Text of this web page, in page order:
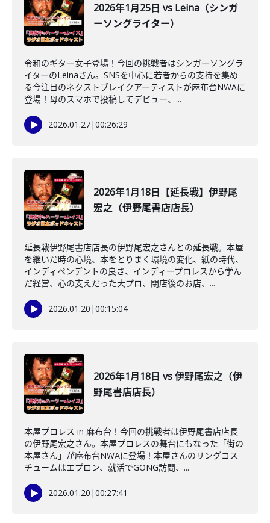
2026年1月25日 vs Leina（シンガ
ーソングライター）
令和のギター女子登場！今回の挑戦者はシンガーソングラ
イターのLeinaさん。SNSを中心に若者からの支持を集め
る今注目のネクストブレイクアーティストが麻布台NWAに
登場！母のスマホで投稿してデビュー、...
2026.01.27|00:26:29
2026年1月18日【延長戦】伊野尾
宏之（伊野尾書店店長）
延長戦伊野尾書店店長の伊野尾宏之さんとの延長戦。本屋
を継いだ時の心境、本をとりまく環境の変化、紙の時代、
インディペンデントの良さ、インディープロレスから学ん
だ経営、心の支えだった大プロ、閉店後のお店、...
2026.01.20 |00:15:04
2026年1月18日 vs 伊野尾宏之（伊
野尾書店店長）
本屋プロレス in 麻布台！今回の挑戦者は伊野尾書店店長
の伊野尾宏之さん。本屋プロレスの舞台にもなった「街の
本屋さん」が麻布台NWAに登場！本屋さんのリングコス
チュームはエプロン、就活でGONG訪問、...
2026.01.20 |00:27:41